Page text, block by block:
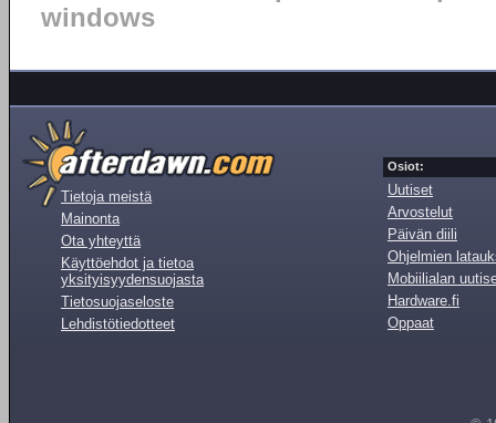
windows
Tietoja meistä
Mainonta
Ota yhteyttä
Käyttöehdot ja tietoa
yksityisyydensuojasta
Tietosuojaseloste
Lehdistötiedotteet
Osiot:
Uutiset
Arvostelut
Päivän diili
Ohjelmien
Mobiilialan
Hardware.fi
Oppaat